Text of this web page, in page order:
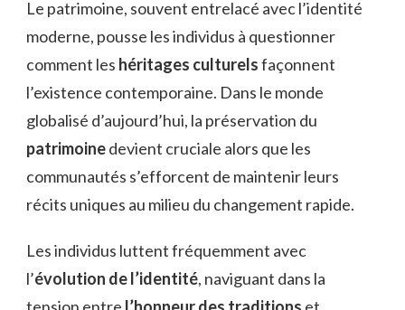
Le patrimoine, souvent entrelacé avec l’identité
moderne, pousse les individus à questionner
comment les héritages culturelsfaçonnent
l’existence contemporaine. Dans le monde
globalisé d’aujourd’hui, la préservation du
patrimoinedevient cruciale alors que les
communautés s’efforcent de maintenir leurs
récits uniques au milieu du changement rapide.
Les individus luttent fréquemment avec
l’évolution de l’identité, naviguant dans la